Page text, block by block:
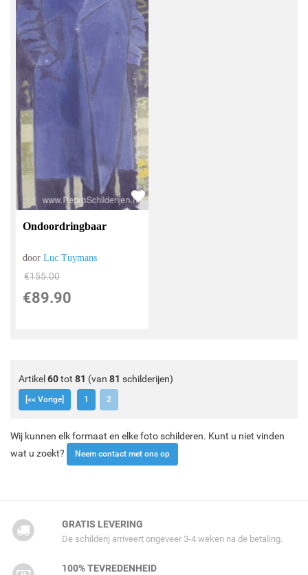
Ondoordringbaar
doorLuc Tuymans
€155.00
€89.90
Artikel60tot 81 (van 81 schilderijen)
[<< Vorige] 1 2
Wij kunnen elk formaat en elke foto schilderen. Kunt u niet vinden
wat u zoekt?
Neem contact met ons op
GRATIS LEVERING
De schilderij arriveert ongeveer 3-4 weken na de betaling.
100% TEVREDENHEID